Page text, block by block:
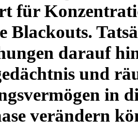
für
Blackouts.
darauf
und
in
verändern